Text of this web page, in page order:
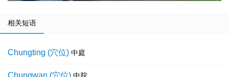
相关短语
Chungting (穴位) 中庭